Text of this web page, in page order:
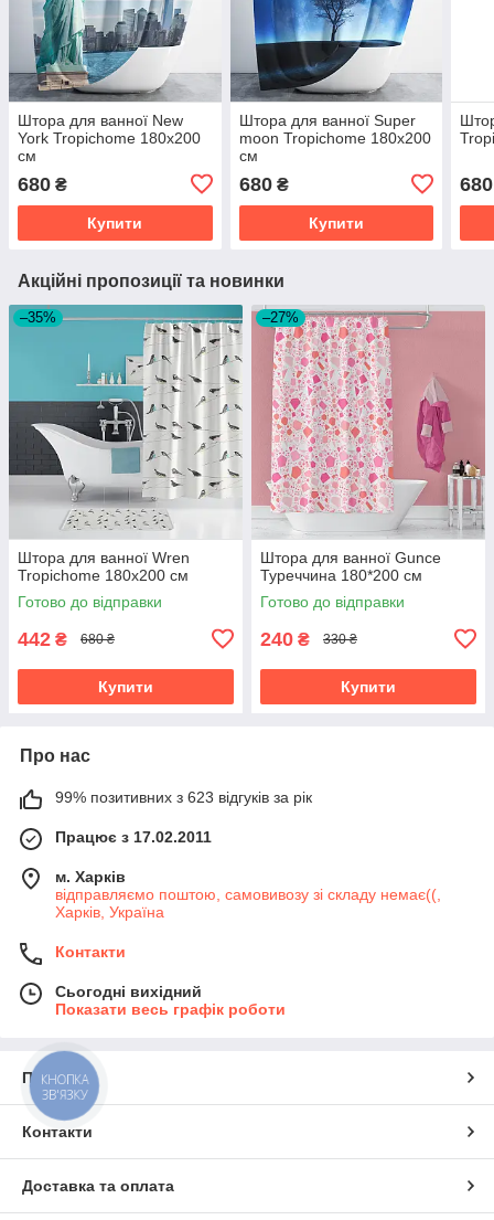
Штора для ванної New
York Tropichome 180x200
cм
680 ₴
Купити
Штора для ванної Super
moon Tropichome 180x200
cм
680₴
Купити
680
Акційні пропозиції та новинки
–35%
Штора для ванної Wren
Tropichome 180x200 cм
Готово до відправки
442 ₴ 680 ₴
Купити
–27%
Штора для ванної Gunce
Туреччина 180*200 см
Готово до відправки
240 ₴ 330 ₴
Купити
Про нас
99% позитивних з 623 відгуків за рік
Працює з 17.02.2011
м. Харків
відправляємо поштою, самовивозу зі складу немає((,
Харків, Україна
Контакти
Сьогодні вихідний
Показати весь графік роботи
Про нас
Контакти
Доставка та оплата
КНОПКА
ЗВ'ЯЗКУ